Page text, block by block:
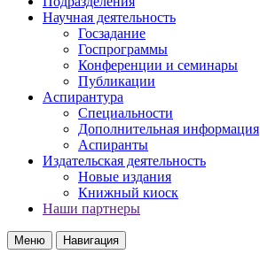
Научная деятельность
Госзадание
Госпрограммы
Конференции и семинары
Публикации
Аспирантура
Специальности
Дополнительная информация
Аспиранты
Издательская деятельность
Новые издания
Книжный киоск
Наши партнеры
Меню Навигация